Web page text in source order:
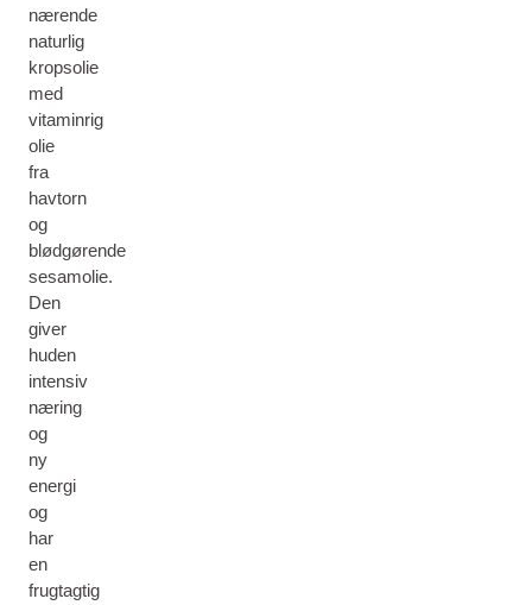
nærende
naturlig
kropsolie
med
vitaminrig
olie
fra
havtorn
og
blødgørende
sesamolie.
Den
giver
huden
intensiv
næring
og
ny
energi
og
har
en
frugtagtig